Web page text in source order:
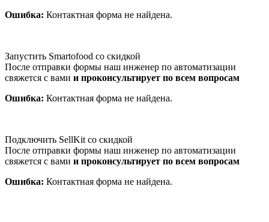
Ошибка: Контактная форма не найдена.
Запустить Smartofood со скидкой
После отправки формы наш инженер по автоматизации
свяжется с вами и проконсультирует по всем вопросам
Ошибка: Контактная форма не найдена.
Подключить SellKit со скидкой
После отправки формы наш инженер по автоматизации
свяжется с вами и проконсультирует по всем вопросам
Ошибка: Контактная форма не найдена.